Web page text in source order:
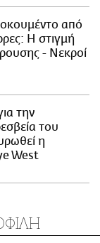
από
Η στιγμή
- Νεκροί
την
του
η
West